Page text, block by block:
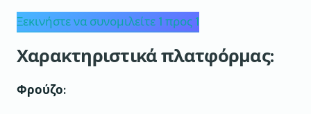
Ξεκινήστε να συνομιλείτε 1 προς 1
Χαρακτηριστικά πλατφόρμας:
Φρούζο: